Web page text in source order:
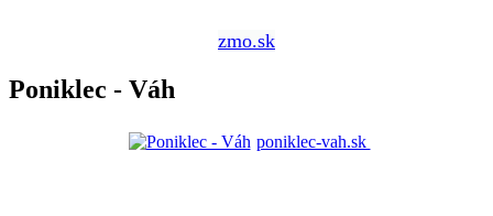
zmo.sk
Poniklec - Váh
poniklec-vah.sk